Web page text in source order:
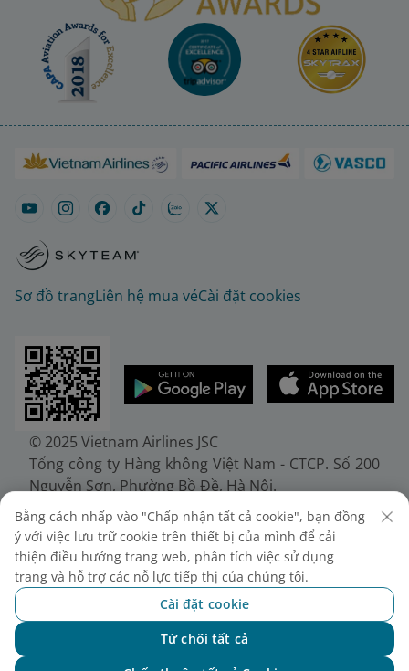
Sơ đồ trangLiên hệ mua véCài đặt cookies
© 2025 Vietnam Airlines JSC
Tổng công ty Hàng không Việt Nam - CTCP. Số 200
Nguyễn Sơn, Phường Bồ Đề, Hà Nội.
Điện thoại: (+84-24) 38272289. Fax: (+84-24)
38722375
Giấy chứng nhận đăng ký doanh nghiệp, mã số
doanh nghiệp 0100107518, đăng ký lần đầu ngày
30/6/2010, đăng ký thay đổi lần thứ 10 ngày
24/7/2025, cấp bởi Sở Tài chính Thành phố Hà Nội.
Bằng cách nhấp vào "Chấp nhận tất cả cookie", bạn đồng
ý với việc lưu trữ cookie trên thiết bị của mình để cải
thiện điều hướng trang web, phân tích việc sử dụng
trang và hỗ trợ các nỗ lực tiếp thị của chúng tôi.
Cài đặt cookie
Từ chối tất cả